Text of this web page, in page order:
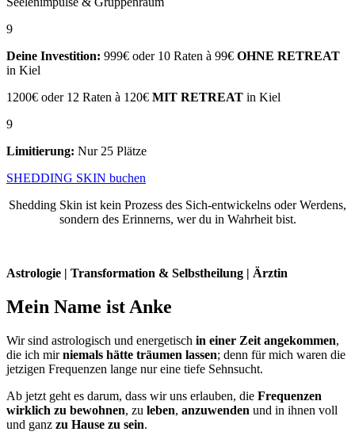
9
Deine Investition: 999€ oder 10 Raten à 99€ OHNE RETREAT
in Kiel
1200€ oder 12 Raten à 120€ MIT RETREAT in Kiel
9
Limitierung: Nur 25 Plätze
SHEDDING SKIN buchen
Shedding Skin ist kein Prozess des Sich-entwickelns oder Werdens,
sondern des Erinnerns, wer du in Wahrheit bist.
Astrologie | Transformation & Selbstheilung | Ärztin
Mein Name ist Anke
Wir sind astrologisch und energetisch in einer Zeit angekommen,
die ich mirniemals hätte träumen lassen; denn für mich waren die
jetzigen Frequenzen lange nur eine tiefe Sehnsucht.
Ab jetzt geht es darum, dass wir uns erlauben, die Frequenzen
wirklich zu bewohnen, zu leben, anzuwenden und in ihnen voll
und ganz zu Hause zu sein.